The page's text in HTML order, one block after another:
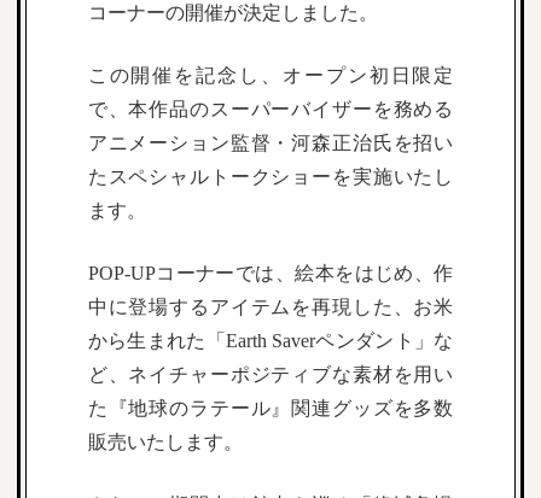
コーナーの開催が決定しました。
この開催を記念し、オープン初日限定
で、本作品のスーパーバイザーを務める
アニメーション監督・河森正治氏を招い
たスペシャルトークショーを実施いたし
ます。
POP-UPコーナーでは、絵本をはじめ、作
中に登場するアイテムを再現した、お米
から生まれた「Earth Saverペンダント」な
ど、ネイチャーポジティブな素材を用い
た『地球のラテール』関連グッズを多数
販売いたします。